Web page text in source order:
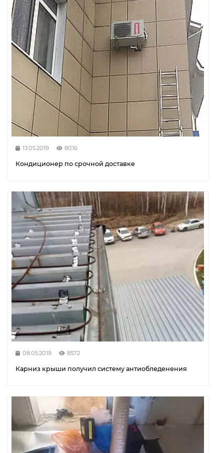
13.05.2019 8016
Кондиционер по срочной доставке
08.05.2019 8572
Карниз крыши получил систему антиобледенения